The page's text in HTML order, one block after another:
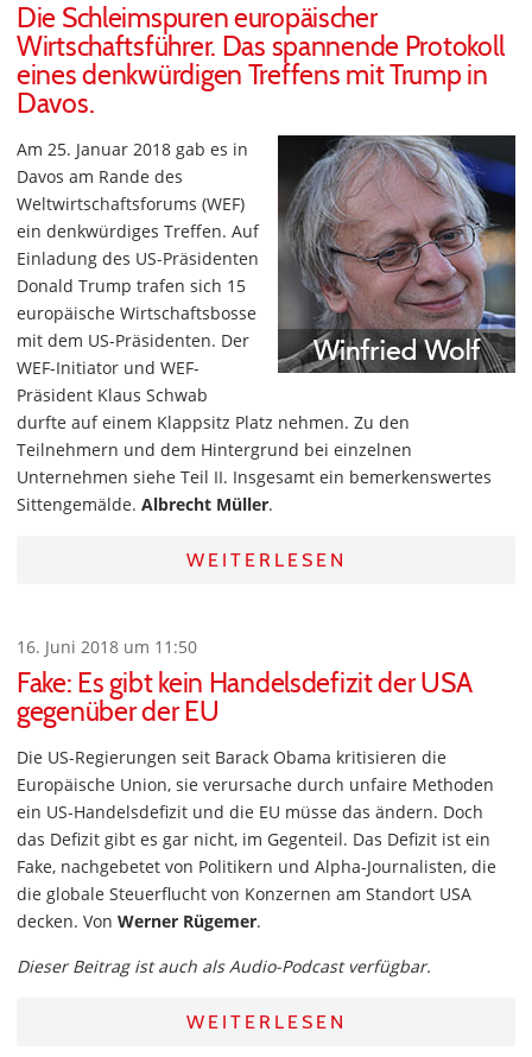
Die Schleimspuren europäischer
Wirtschaftsführer. Das spannende Protokoll
eines denkwürdigen Treffens mit Trump in
Davos.
Am 25. Januar 2018 gab es in
Davos am Rande des
Weltwirtschaftsforums (WEF)
ein denkwürdiges Treffen. Auf
Einladung des US-Präsidenten
Donald Trump trafen sich 15
europäische Wirtschaftsbosse
mit dem US-Präsidenten. Der
WEF-Initiator und WEF-
Präsident Klaus Schwab
durfte auf einem Klappsitz Platz nehmen. Zu den
Teilnehmern und dem Hintergrund bei einzelnen
Unternehmen siehe Teil II. Insgesamt ein bemerkenswertes
Sittengemälde. Albrecht Müller.
WEITERLESEN
16. Juni 2018 um 11:50
Fake: Es gibt kein Handelsdefizit der USA
gegenüber der EU
Die US-Regierungen seit Barack Obama kritisieren die
Europäische Union, sie verursache durch unfaire Methoden
ein US-Handelsdefizit und die EU müsse das ändern. Doch
das Defizit gibt es gar nicht, im Gegenteil. Das Defizit ist ein
Fake, nachgebetet von Politikern und Alpha-Journalisten, die
die globale Steuerflucht von Konzernen am Standort USA
decken. Von Werner Rügemer.
Dieser Beitrag ist auch als Audio-Podcast verfügbar.
WEITERLESEN